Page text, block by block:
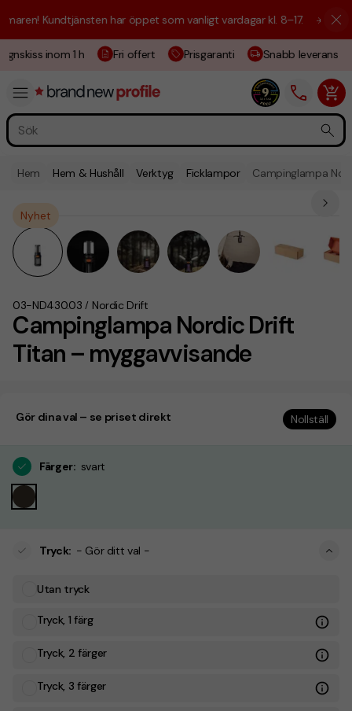
Kundtjänsten har öppet som vanligt vardagar kl. 8–17. ☀️ Vi är
inom 1 h Fri offert Prisgaranti Snabb leverans
Hem Hem & Hushåll Verktyg Ficklampor Campinglampa
Campinglampa Nordic Drift
Titan – myggavvisande
03-ND430.03 / Nordic Drift
Nyhet
Gör dina val – se priset direkt Nollställ
Färger: svart
Tryck: - Gör ditt val -
Utan tryck
Tryck, 1 färg
Tryck, 2 färger
Tryck, 3 färger